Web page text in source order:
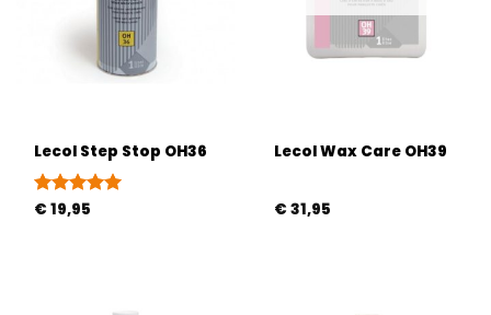
Lecol Step Stop OH36
Gewaardeerd
€ 19,95
Lecol Wax Care OH39
€ 31,95